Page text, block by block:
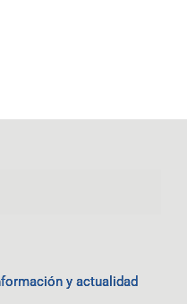
y actualidad